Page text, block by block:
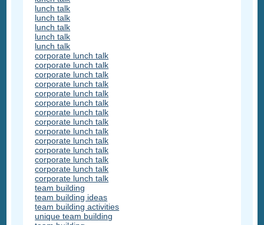
lunch talk
lunch talk
lunch talk
lunch talk
lunch talk
corporate lunch talk
corporate lunch talk
corporate lunch talk
corporate lunch talk
corporate lunch talk
corporate lunch talk
corporate lunch talk
corporate lunch talk
corporate lunch talk
corporate lunch talk
corporate lunch talk
corporate lunch talk
corporate lunch talk
corporate lunch talk
team building
team building ideas
team building activities
unique team building